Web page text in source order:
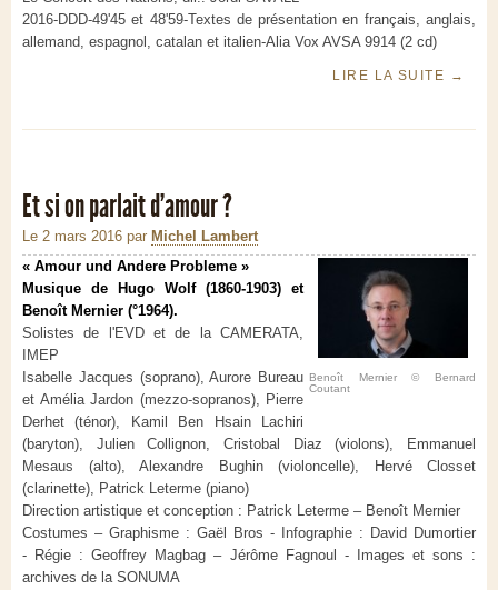
2016-DDD-49'45 et 48'59-Textes de présentation en français, anglais,
allemand, espagnol, catalan et italien-Alia Vox AVSA 9914 (2 cd)
LIRE LA SUITE →
Et si on parlait d'amour ?
Le 2 mars 2016 par Michel Lambert
Benoît Mernier © Bernard
Coutant
« Amour und Andere Probleme »
Musique de Hugo Wolf (1860-1903) et
Benoît Mernier (°1964).
Solistes de l'EVD et de la CAMERATA,
IMEP
Isabelle Jacques (soprano), Aurore Bureau
et Amélia Jardon (mezzo-sopranos), Pierre
Derhet (ténor), Kamil Ben Hsain Lachiri
(baryton), Julien Collignon, Cristobal Diaz (violons), Emmanuel
Mesaus (alto), Alexandre Bughin (violoncelle), Hervé Closset
(clarinette), Patrick Leterme (piano)
Direction artistique et conception : Patrick Leterme – Benoît Mernier
Costumes – Graphisme : Gaël Bros - Infographie : David Dumortier
- Régie : Geoffrey Magbag – Jérôme Fagnoul - Images et sons :
archives de la SONUMA